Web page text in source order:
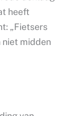
heeft
„Fietsers
niet midden